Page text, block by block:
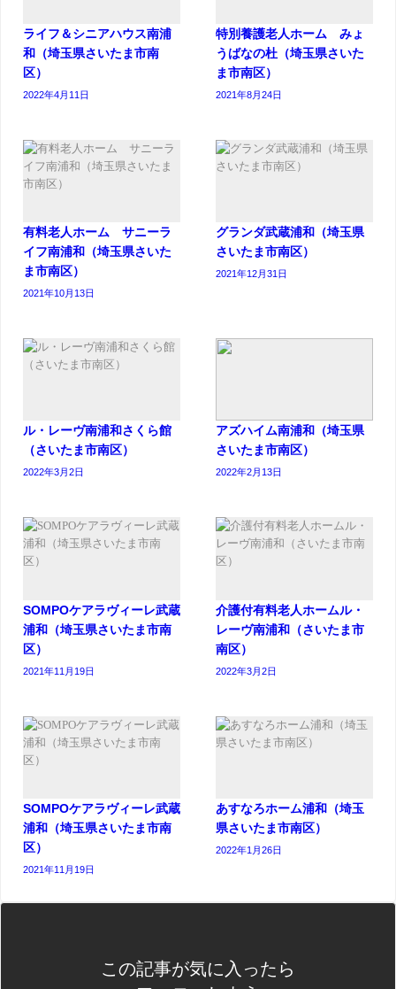
ライフ＆シニアハウス南浦
和（埼玉県さいたま市南
区）
2022年4月11日
特別養護老人ホーム みょ
うばなの杜（埼玉県さいた
ま市南区）
2021年8月24日
有料老人ホーム サニーラ
イフ南浦和（埼玉県さいた
ま市南区）
2021年10月13日
グランダ武蔵浦和（埼玉県
さいたま市南区）
2021年12月31日
ル・レーヴ南浦和さくら館
（さいたま市南区）
2022年3月2日
アズハイム南浦和（埼玉県
さいたま市南区）
2022年2月13日
SOMPOケアラヴィーレ武蔵
浦和（埼玉県さいたま市南
区）
2021年11月19日
介護付有料老人ホームル・
レーヴ南浦和（さいたま市
南区）
2022年3月2日
SOMPOケアラヴィーレ武蔵
浦和（埼玉県さいたま市南
区）
2021年11月19日
あすなろホーム浦和（埼玉
県さいたま市南区）
2022年1月26日
この記事が気に入ったら